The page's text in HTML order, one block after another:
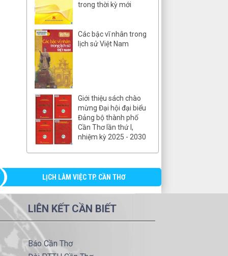
trong thời kỳ mới
Các bậc vĩ nhân trong
lịch sử Việt Nam
Giới thiệu sách chào
mừng Đại hội đại biểu
Đảng bộ thành phố
Cần Thơ lần thứ I,
nhiệm kỳ 2025 - 2030
LỊCH LÀM VIỆC TP. CẦN THƠ
LIÊN KẾT CẦN BIẾT
Báo Cần Thơ